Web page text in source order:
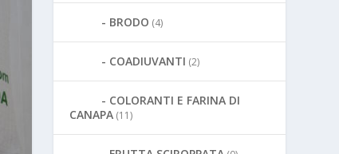
BRODO (4)
COADIUVANTI (2)
COLORANTI E FARINA DI
CANAPA (11)